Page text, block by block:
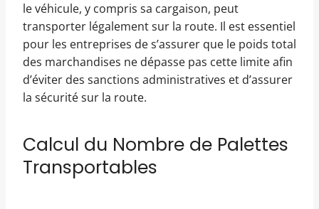
le véhicule, y compris sa cargaison, peut
transporter légalement sur la route. Il est essentiel
pour les entreprises de s’assurer que le poids total
des marchandises ne dépasse pas cette limite afin
d’éviter des sanctions administratives et d’assurer
la sécurité sur la route.
Calcul du Nombre de Palettes
Transportables